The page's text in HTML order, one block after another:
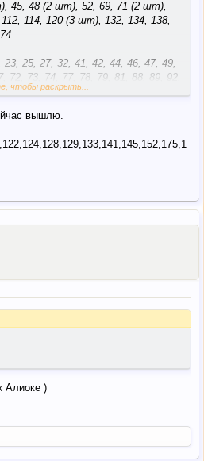
45, 48 (2 шт), 52, 69, 71 (2 шт),
114, 120 (3 шт), 132, 134, 138,
25, 27, 32, 41, 42, 44, 46, 47, 49,
72, 73, 74, 77, 78, 79, 81, 88, 89, 92,
110, 116, 117, 119, 122, 124, 125,
166, 167, 168, 170, 172, 173, 175,
чтобы раскрыть...
вышлю.
Алиоке )